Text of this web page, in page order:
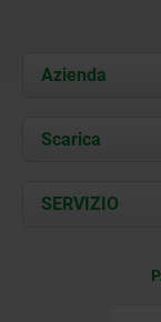
Azienda
Chi siamo
Contatti
Scarica
Documents
SERVIZIO